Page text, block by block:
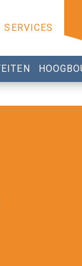
SERVICES